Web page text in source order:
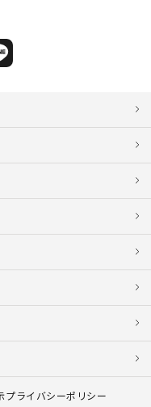
プライバシーポリシー